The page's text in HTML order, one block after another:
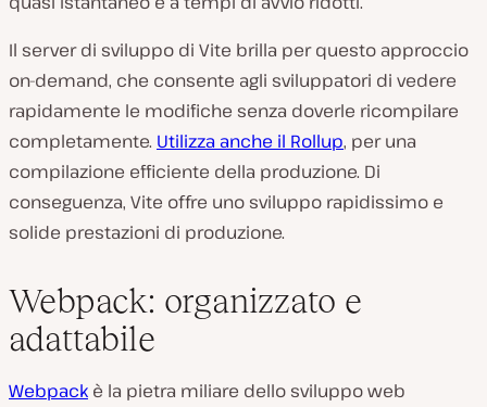
Il server di sviluppo di Vite brilla per questo approccio
on-demand, che consente agli sviluppatori di vedere
rapidamente le modifiche senza doverle ricompilare
completamente. Utilizza anche il Rollup, per una
compilazione efficiente della produzione. Di
conseguenza, Vite offre uno sviluppo rapidissimo e
solide prestazioni di produzione.
Webpack: organizzato e
adattabile
Webpack è la pietra miliare dello sviluppo web